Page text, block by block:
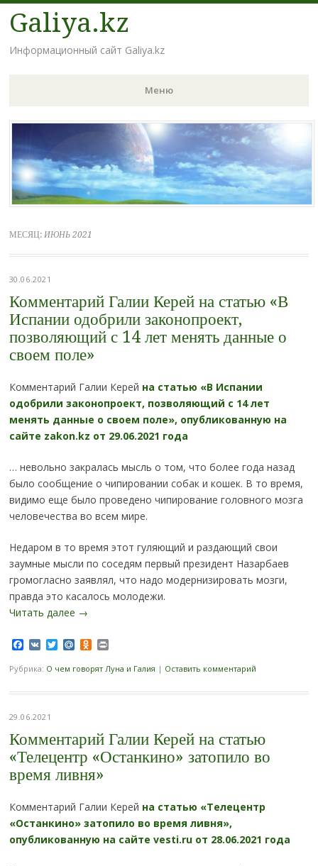
Galiya.kz
Информационный сайт Galiya.kz
Меню
Наверх
МЕСЯЦ: ИЮНЬ 2021
30.06.2021
Комментарий Галии Керей на статью «В
Испании одобрили законопроект,
позволяющий с 14 лет менять данные о
своем поле»
Комментарий Галии Керей на статью «В Испании
одобрили законопроект, позволяющий с 14 лет
менять данные о своем поле», опубликованную на
сайте zakon.kz от 29.06.2021 года
… невольно закралась мысль о том, что более года назад
было сообщение о чипировании собак и кошек. В то время,
видимо еще было проведено чипирование головного мозга
человечества во всем мире.
Недаром в то время этот гуляющий и раздающий свои
заумные мысли по соседям первый президент Назарбаев
громогласно заявлял, что надо модернизировать мозги,
правда это касалось молодежи.
Читать далее →
Facebook
VKTwitterMail.RuOdnoklassniki
Print
Рубрика: О чем говорят Луна и Галия | Оставить комментарий
29.06.2021
Комментарий Галии Керей на статью
«Телецентр «Останкино» затопило во
время ливня»
Комментарий Галии Керей на статью «Телецентр
«Останкино» затопило во время ливня»,
опубликованную на сайте vesti.ru от 28.06.2021 года